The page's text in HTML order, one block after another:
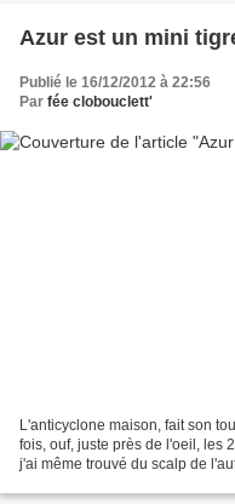
Azur est un mini
Publié le 16/12/2012 à 22:56
Par fée clobouclett'
L'anticyclone maison, fait son
fois, ouf, juste près de l'oeil, les
j'ai même trouvé du scalp de